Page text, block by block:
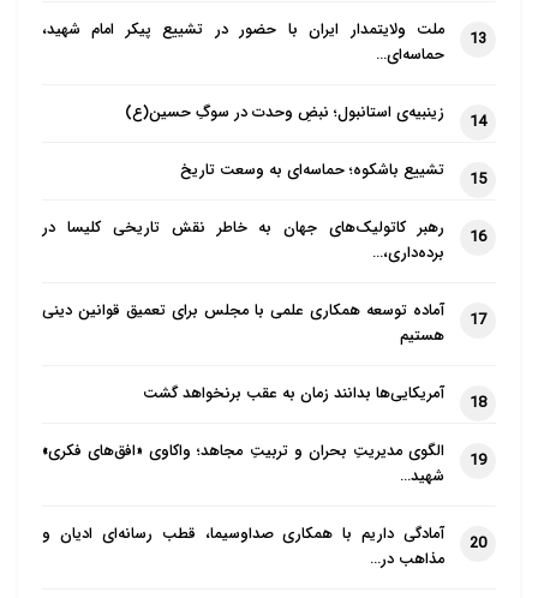
13
ملت ولایتمدار ایران با حضور در تشییع پیکر امام شهید،
حماسه‌ای…
14 زینبیه‌ی استانبول؛ نبضِ وحدت در سوگِ حسین(ع)
15 تشییع باشکوه؛ حماسه‌ای به وسعت تاریخ
16
رهبر کاتولیک‌های جهان به خاطر نقش تاریخی کلیسا در
برده‌داری،…
17
آماده توسعه همکاری علمی با مجلس برای تعمیق قوانین دینی
هستیم
18 آمریکایی‌ها بدانند زمان به عقب برنخواهد گشت
19
الگوی مدیریتِ بحران و تربیتِ مجاهد؛ واکاوی «افق‌های فکری»
شهید…
20
آمادگی داریم با همکاری صداوسیما، قطب رسانه‌ای ادیان و
مذاهب در…